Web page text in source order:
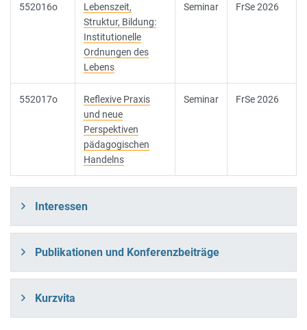
552016o
Lebenszeit,
Struktur, Bildung:
Institutionelle
Ordnungen des
Lebens
Seminar FrSe 2026
552017o
Reflexive Praxis
und neue
Perspektiven
pädagogischen
Handelns
Seminar FrSe 2026
Interessen
Publikationen und Konferenzbeiträge
Kurzvita